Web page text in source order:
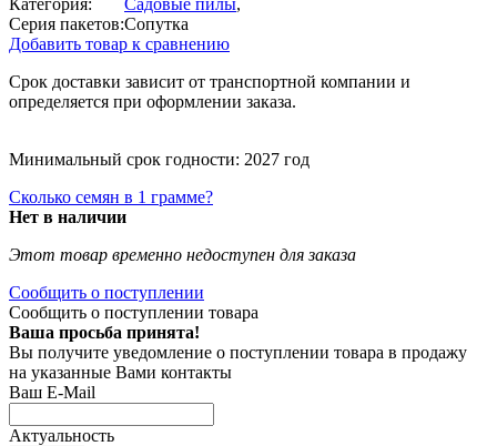
Серия пакетов:Сопутка
Добавить товар к сравнению
Срок доставки зависит от транспортной компании и
определяется при оформлении заказа.
Минимальный срок годности: 2027 год
Сколько семян в 1 грамме?
Нет в наличии
Этот товар временно недоступен для заказа
Сообщить о поступлении
Сообщить о поступлении товара
Ваша просьба принята!
Вы получите уведомление о поступлении товара в продажу
на указанные Вами контакты
Ваш E-Mail
Актуальность